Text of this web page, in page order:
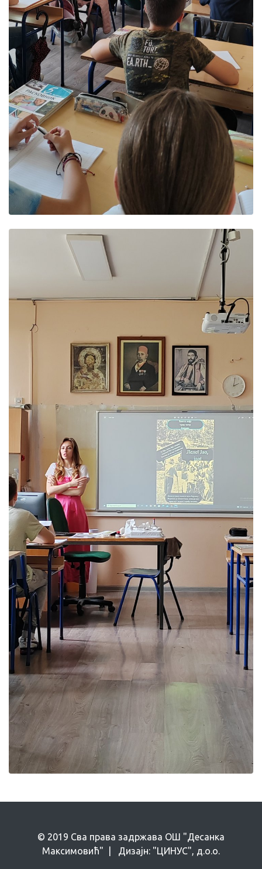
© 2019 Сва права задржава ОШ "Десанка
Максимовић" | Дизајн: "ЦИНУС", д.о.о.